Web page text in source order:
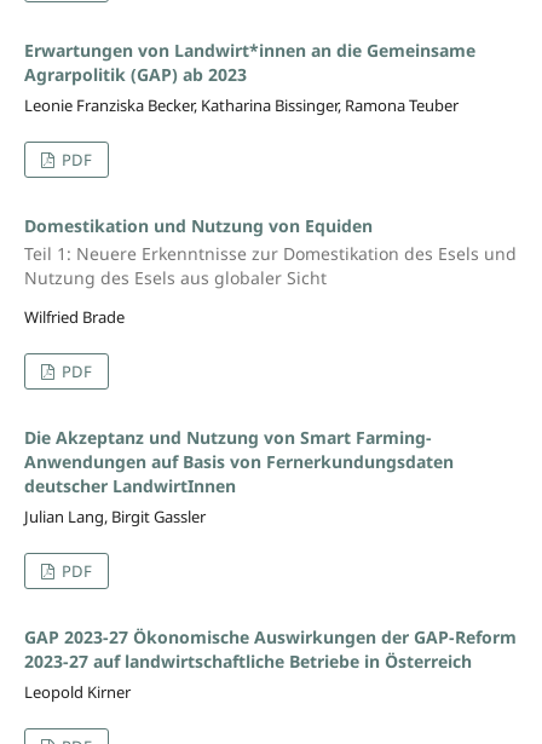
Erwartungen von Landwirt*innen an die Gemeinsame
Agrarpolitik (GAP) ab 2023
Leonie Franziska Becker, Katharina Bissinger, Ramona Teuber
PDF
Domestikation und Nutzung von Equiden
Teil 1: Neuere Erkenntnisse zur Domestikation des Esels und
Nutzung des Esels aus globaler Sicht
Wilfried Brade
PDF
Die Akzeptanz und Nutzung von Smart Farming-
Anwendungen auf Basis von Fernerkundungsdaten
deutscher LandwirtInnen
Julian Lang, Birgit Gassler
PDF
GAP 2023-27 Ökonomische Auswirkungen der GAP-Reform
2023-27 auf landwirtschaftliche Betriebe in Österreich
Leopold Kirner